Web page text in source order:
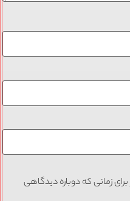
زمانی که دوباره دیدگاهی